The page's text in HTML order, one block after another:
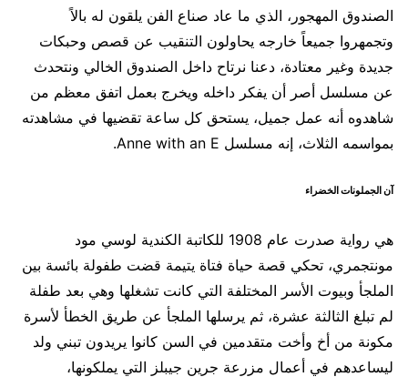
الصندوق المهجور، الذي ما عاد صناع الفن يلقون له بالاً
وتجمهروا جميعاً خارجه يحاولون التنقيب عن قصص وحبكات
جديدة وغير معتادة، دعنا نرتاح داخل الصندوق الخالي ونتحدث
عن مسلسل أصر أن يفكر داخله ويخرج بعمل اتفق معظم من
شاهدوه أنه عمل جميل، يستحق كل ساعة تقضيها في مشاهدته
بمواسمه الثلاث، إنه مسلسل Anne with an E.
آن الجملونات الخضراء
هي رواية صدرت عام 1908 للكاتبة الكندية لوسي مود
مونتجمري، تحكي قصة حياة فتاة يتيمة قضت طفولة بائسة بين
الملجأ وبيوت الأسر المختلفة التي كانت تشغلها وهي بعد طفلة
لم تبلغ الثالثة عشرة، ثم يرسلها الملجأ عن طريق الخطأ لأسرة
مكونة من أخ وأخت متقدمين في السن كانوا يريدون تبني ولد
ليساعدهم في أعمال مزرعة جرين جيبلز التي يملكونها،